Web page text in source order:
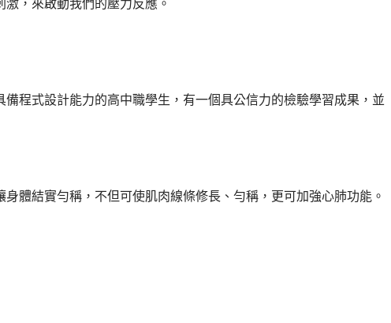
，來啟動我們的壓力反應。
備程式設計能力的高中職學生，有一個具公信力的檢驗學習成果，並
體結實勻稱，不但可使肌肉線條修長、勻稱，更可加強心肺功能。